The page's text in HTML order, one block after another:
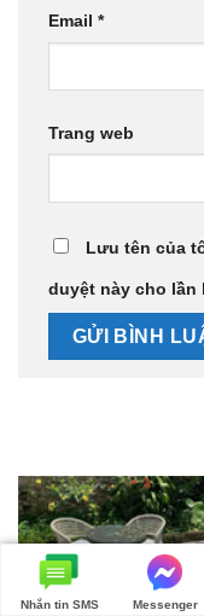
Email *
Trang web
Lưu tên của
duyệt này cho lần
Messenger
Nhắn tin SMS